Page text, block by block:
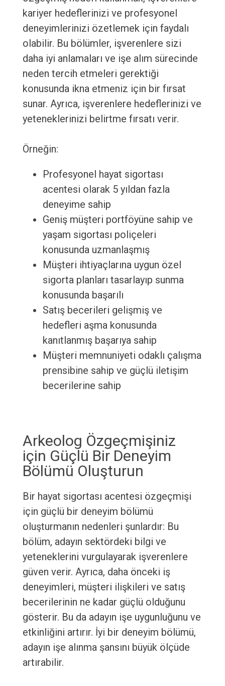
kariyer hedeflerinizi ve profesyonel
deneyimlerinizi özetlemek için faydalı
olabilir. Bu bölümler, işverenlere sizi
daha iyi anlamaları ve işe alım sürecinde
neden tercih etmeleri gerektiği
konusunda ikna etmeniz için bir fırsat
sunar. Ayrıca, işverenlere hedeflerinizi ve
yeteneklerinizi belirtme fırsatı verir.
Örneğin:
Profesyonel hayat sigortası
acentesi olarak 5 yıldan fazla
deneyime sahip
Geniş müşteri portföyüne sahip ve
yaşam sigortası poliçeleri
konusunda uzmanlaşmış
Müşteri ihtiyaçlarına uygun özel
sigorta planları tasarlayıp sunma
konusunda başarılı
Satış becerileri gelişmiş ve
hedefleri aşma konusunda
kanıtlanmış başarıya sahip
Müşteri memnuniyeti odaklı çalışma
prensibine sahip ve güçlü iletişim
becerilerine sahip
Arkeolog Özgeçmişiniz
için Güçlü Bir Deneyim
Bölümü Oluşturun
Bir hayat sigortası acentesi özgeçmişi
için güçlü bir deneyim bölümü
oluşturmanın nedenleri şunlardır: Bu
bölüm, adayın sektördeki bilgi ve
yeteneklerini vurgulayarak işverenlere
güven verir. Ayrıca, daha önceki iş
deneyimleri, müşteri ilişkileri ve satış
becerilerinin ne kadar güçlü olduğunu
gösterir. Bu da adayın işe uygunluğunu ve
etkinliğini artırır. İyi bir deneyim bölümü,
adayın işe alınma şansını büyük ölçüde
artırabilir.